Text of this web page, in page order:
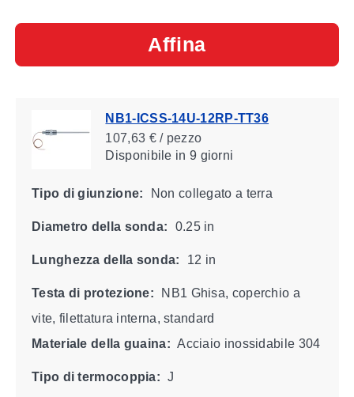
Affina
NB1-ICSS-14U-12RP-TT36
107,63 € / pezzo
Disponibile in 9 giorni
Tipo di giunzione: Non collegato a terra
Diametro della sonda: 0.25 in
Lunghezza della sonda: 12 in
Testa di protezione:
NB1 Ghisa, coperchio a
vite, filettatura interna, standard
Materiale della guaina: Acciaio inossidabile 304
Tipo di termocoppia: J